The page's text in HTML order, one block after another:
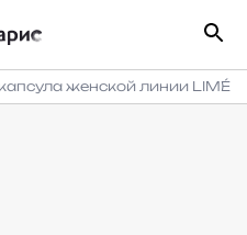
женской линии LIMÉ